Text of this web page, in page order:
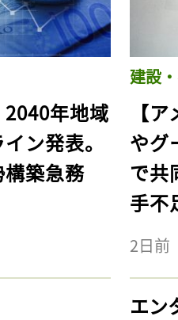
2040年地域
ン発表。
築急務
建設
【
やグ
で共
手不
2日前
エン